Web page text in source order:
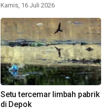
Kamis, 16 Juli 2026
Setu tercemar limbah pabrik
di Depok